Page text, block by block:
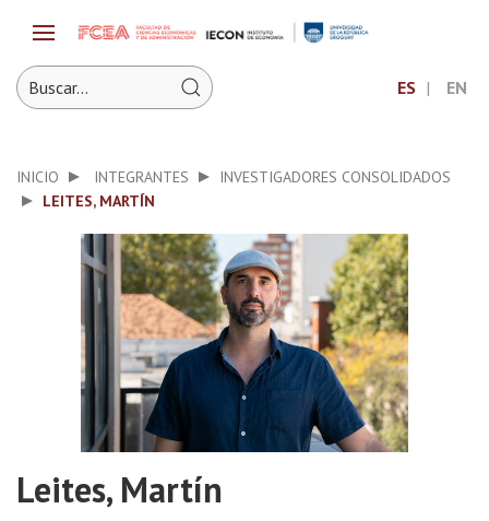
ES EN
INICIO INTEGRANTES
INVESTIGADORES CONSOLIDADOS
LEITES, MARTÍN
Leites, Martín